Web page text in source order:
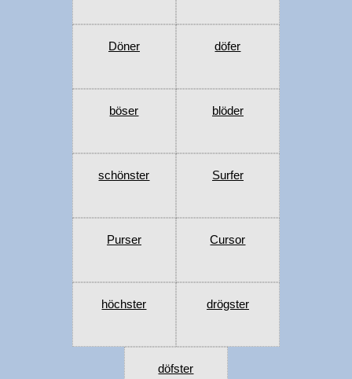
Döner döfer
böser blöder
schönster Surfer
Purser Cursor
höchster drögster
döfster